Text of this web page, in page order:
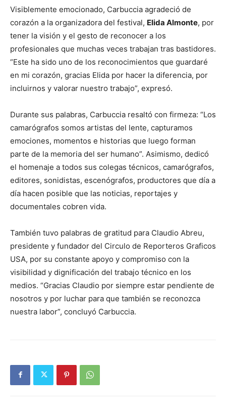
Visiblemente emocionado, Carbuccia agradeció de
corazón a la organizadora del festival, Elida Almonte, por
tener la visión y el gesto de reconocer a los
profesionales que muchas veces trabajan tras bastidores.
“Este ha sido uno de los reconocimientos que guardaré
en mi corazón, gracias Elida por hacer la diferencia, por
incluirnos y valorar nuestro trabajo”, expresó.
Durante sus palabras, Carbuccia resaltó con firmeza: “Los
camarógrafos somos artistas del lente, capturamos
emociones, momentos e historias que luego forman
parte de la memoria del ser humano”. Asimismo, dedicó
el homenaje a todos sus colegas técnicos, camarógrafos,
editores, sonidistas, escenógrafos, productores que día a
día hacen posible que las noticias, reportajes y
documentales cobren vida.
También tuvo palabras de gratitud para Claudio Abreu,
presidente y fundador del Circulo de Reporteros Graficos
USA, por su constante apoyo y compromiso con la
visibilidad y dignificación del trabajo técnico en los
medios. “Gracias Claudio por siempre estar pendiente de
nosotros y por luchar para que también se reconozca
nuestra labor”, concluyó Carbuccia.